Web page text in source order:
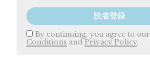
読者登録
By continuing, you agree to our
Conditions and Privacy Policy.